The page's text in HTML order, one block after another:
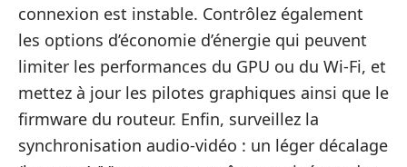
connexion est instable. Contrôlez également
les options d’économie d’énergie qui peuvent
limiter les performances du GPU ou du Wi‑Fi, et
mettez à jour les pilotes graphiques ainsi que le
firmware du routeur. Enfin, surveillez la
synchronisation audio‑vidéo : un léger décalage